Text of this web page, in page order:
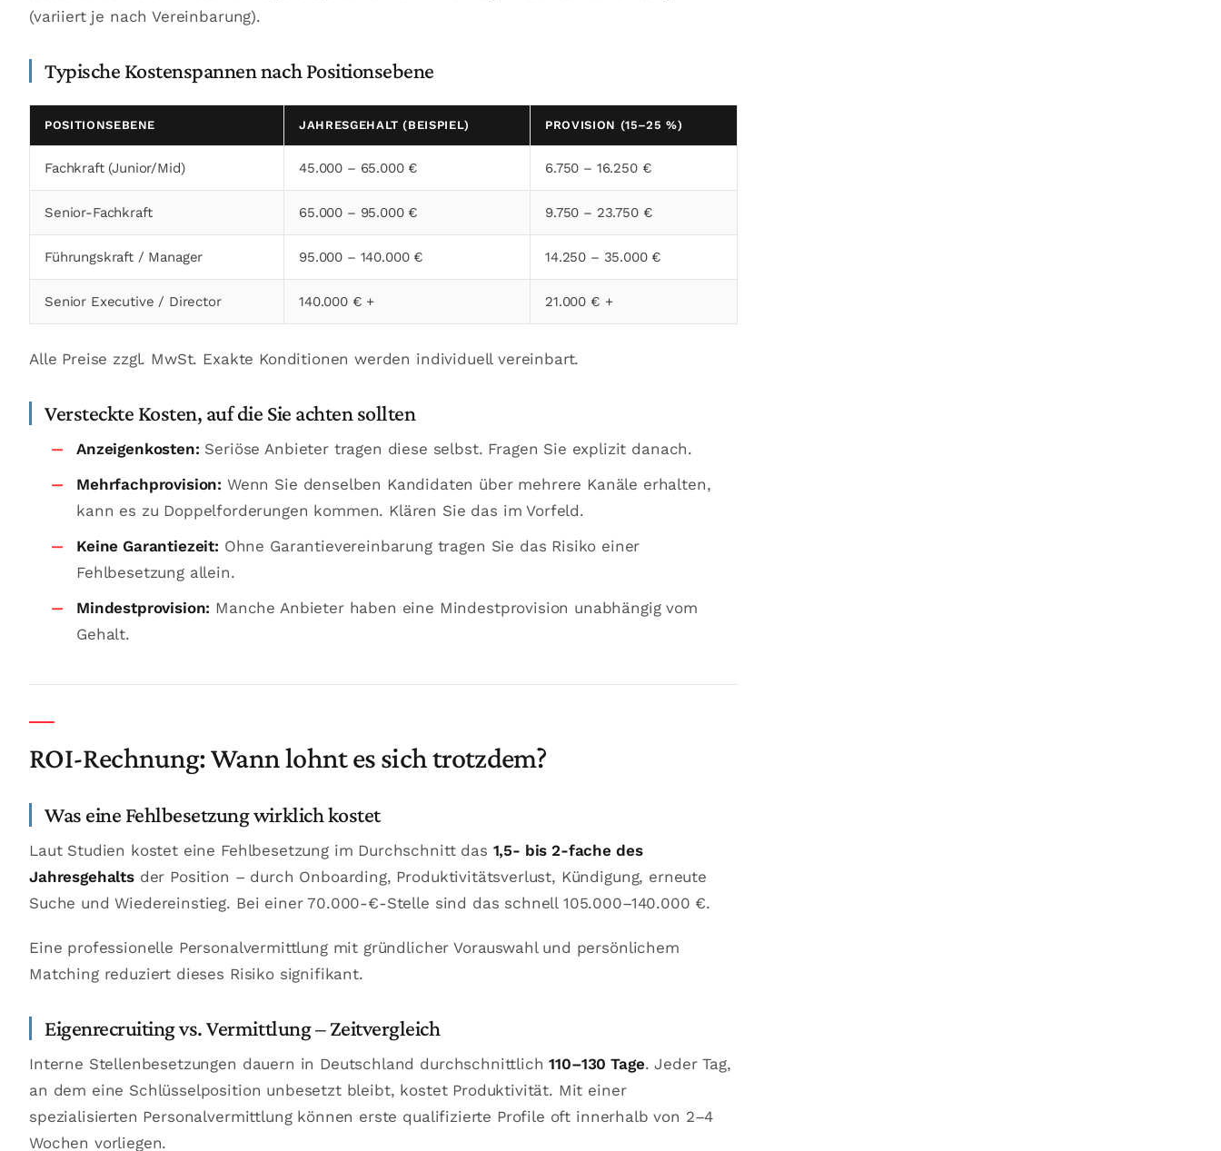
(variiert je nach Vereinbarung).
Typische Kostenspannen nach Positionsebene
POSITIONSEBENE JAHRESGEHALT (BEISPIEL) PROVISION (15–25 %)
Fachkraft (Junior/Mid) 45.000 – 65.000 € 6.750 – 16.250 €
Senior-Fachkraft 65.000 – 95.000 € 9.750 – 23.750 €
Führungskraft / Manager 95.000 – 140.000 € 14.250 – 35.000 €
Senior Executive / Director 140.000 € + 21.000 € +
Alle Preise zzgl. MwSt. Exakte Konditionen werden individuell vereinbart.
Versteckte Kosten, auf die Sie achten sollten
Anzeigenkosten: Seriöse Anbieter tragen diese selbst. Fragen Sie explizit danach.
Mehrfachprovision: Wenn Sie denselben Kandidaten über mehrere Kanäle erhalten,
kann es zu Doppelforderungen kommen. Klären Sie das im Vorfeld.
Keine Garantiezeit: Ohne Garantievereinbarung tragen Sie das Risiko einer
Fehlbesetzung allein.
Mindestprovision: Manche Anbieter haben eine Mindestprovision unabhängig vom
Gehalt.
ROI-Rechnung: Wann lohnt es sich trotzdem?
Was eine Fehlbesetzung wirklich kostet
Laut Studien kostet eine Fehlbesetzung im Durchschnitt das 1,5- bis 2-fache des
Jahresgehaltsder Position – durch Onboarding, Produktivitätsverlust, Kündigung, erneute
Suche und Wiedereinstieg. Bei einer 70.000-€-Stelle sind das schnell 105.000–140.000 €.
Eine professionelle Personalvermittlung mit gründlicher Vorauswahl und persönlichem
Matching reduziert dieses Risiko signifikant.
Eigenrecruiting vs. Vermittlung – Zeitvergleich
Interne Stellenbesetzungen dauern in Deutschland durchschnittlich110–130 Tage. Jeder Tag,
an dem eine Schlüsselposition unbesetzt bleibt, kostet Produktivität. Mit einer
spezialisierten Personalvermittlung können erste qualifizierte Profile oft innerhalb von 2–4
Wochen vorliegen.